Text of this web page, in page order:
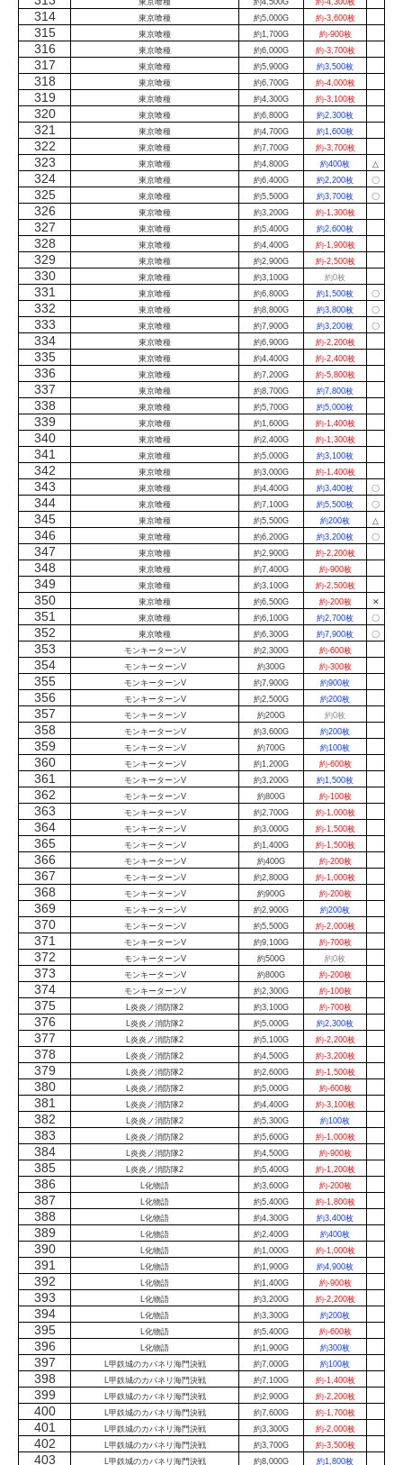
東京喰種 約4,500G 約-4,300枚
314 東京喰種 約5,000G 約-3,600枚
315 東京喰種 約1,700G 約-900枚
316 東京喰種 約6,000G 約-3,700枚
317 東京喰種 約5,900G 約3,500枚
318 東京喰種 約6,700G 約-4,000枚
319 東京喰種 約4,300G 約-3,100枚
320 東京喰種 約6,800G 約2,300枚
321 東京喰種 約4,700G 約1,600枚
322 東京喰種 約7,700G 約-3,700枚
323 東京喰種 約4,800G 約400枚 △
324 東京喰種 約6,400G 約2,200枚 〇
325 東京喰種 約5,500G 約3,700枚 〇
326 東京喰種 約3,200G 約-1,300枚
327 東京喰種 約5,400G 約2,600枚
328 東京喰種 約4,400G 約-1,900枚
329 東京喰種 約2,900G 約-2,500枚
330 東京喰種 約3,100G 約0枚
331 東京喰種 約6,800G 約1,500枚 〇
332 東京喰種 約8,800G 約3,800枚 〇
333 東京喰種 約7,900G 約3,200枚 〇
334 東京喰種 約6,900G 約-2,200枚
335 東京喰種 約4,400G 約-2,400枚
336 東京喰種 約7,200G 約-5,800枚
337 東京喰種 約8,700G 約7,800枚
338 東京喰種 約5,700G 約5,000枚
339 東京喰種 約1,600G 約-1,400枚
340 東京喰種 約2,400G 約-1,300枚
341 東京喰種 約5,000G 約3,100枚
342 東京喰種 約3,000G 約-1,400枚
343 東京喰種 約4,400G 約3,400枚 〇
344 東京喰種 約7,100G 約5,500枚 〇
345 東京喰種 約5,500G 約200枚 △
346 東京喰種 約6,200G 約3,200枚 〇
347 東京喰種 約2,900G 約-2,200枚
348 東京喰種 約7,400G 約-900枚
349 東京喰種 約3,100G 約-2,500枚
350 東京喰種 約6,500G 約-200枚 ✕
351 東京喰種 約6,100G 約2,700枚 〇
352 東京喰種 約6,300G 約7,900枚 〇
353 モンキーターンV 約2,300G 約-600枚
354 モンキーターンV 約300G 約-300枚
355 モンキーターンV 約7,900G 約900枚
356 モンキーターンV 約2,500G 約200枚
357 モンキーターンV 約200G 約0枚
358 モンキーターンV 約3,600G 約200枚
359 モンキーターンV 約700G 約100枚
360 モンキーターンV 約1,200G 約-600枚
361 モンキーターンV 約3,200G 約1,500枚
362 モンキーターンV 約800G 約-100枚
363 モンキーターンV 約2,700G 約-1,000枚
364 モンキーターンV 約3,000G 約-1,500枚
365 モンキーターンV 約1,400G 約-1,500枚
366 モンキーターンV 約400G 約-200枚
367 モンキーターンV 約2,800G 約-1,000枚
368 モンキーターンV 約900G 約-200枚
369 モンキーターンV 約2,900G 約200枚
370 モンキーターンV 約5,500G 約-2,000枚
371 モンキーターンV 約9,100G 約-700枚
372 モンキーターンV 約500G 約0枚
373 モンキーターンV 約800G 約-200枚
374 モンキーターンV 約2,300G 約-100枚
375 L炎炎ノ消防隊2 約3,100G 約-700枚
376 L炎炎ノ消防隊2 約5,000G 約2,300枚
377 L炎炎ノ消防隊2 約5,100G 約-2,200枚
378 L炎炎ノ消防隊2 約4,500G 約-3,200枚
379 L炎炎ノ消防隊2 約2,600G 約-1,500枚
380 L炎炎ノ消防隊2 約5,000G 約-600枚
381 L炎炎ノ消防隊2 約4,400G 約-3,100枚
382 L炎炎ノ消防隊2 約5,300G 約100枚
383 L炎炎ノ消防隊2 約5,600G 約-1,000枚
384 L炎炎ノ消防隊2 約4,500G 約-900枚
385 L炎炎ノ消防隊2 約5,400G 約-1,200枚
386 L化物語 約3,600G 約-200枚
387 L化物語 約5,400G 約-1,800枚
388 L化物語 約4,300G 約3,400枚
389 L化物語 約2,400G 約400枚
390 L化物語 約1,000G 約-1,000枚
391 L化物語 約1,900G 約4,900枚
392 L化物語 約1,400G 約-900枚
393 L化物語 約3,200G 約-2,200枚
394 L化物語 約3,300G 約200枚
395 L化物語 約5,400G 約-600枚
396 L化物語 約1,900G 約300枚
397 L甲鉄城のカバネリ海門決戦 約7,000G 約100枚
398 L甲鉄城のカバネリ海門決戦 約7,100G 約-1,400枚
399 L甲鉄城のカバネリ海門決戦 約2,900G 約-2,200枚
400 L甲鉄城のカバネリ海門決戦 約7,600G 約-1,700枚
401 L甲鉄城のカバネリ海門決戦 約3,300G 約-2,000枚
402 L甲鉄城のカバネリ海門決戦 約3,700G 約-3,500枚
403 L甲鉄城のカバネリ海門決戦 約8,000G 約1,800枚